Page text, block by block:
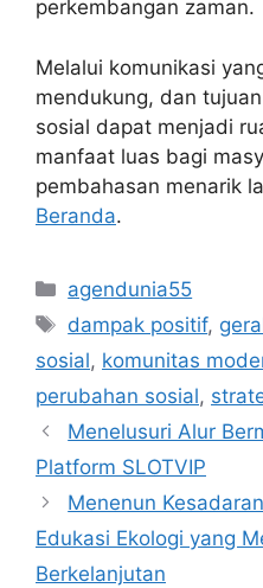
perkembangan zaman.
Melalui komunikasi
mendukung, dan
sosial dapat menjadi
manfaat luas bagi
pembahasan menarik
Beranda.
Categories
agendunia55
Tags
dampak positif,
sosial, komunitas
perubahan sosial,
Menelusuri Alur
Platform SLOTVIP
Menenun
Edukasi Ekologi yang
Berkelanjutan